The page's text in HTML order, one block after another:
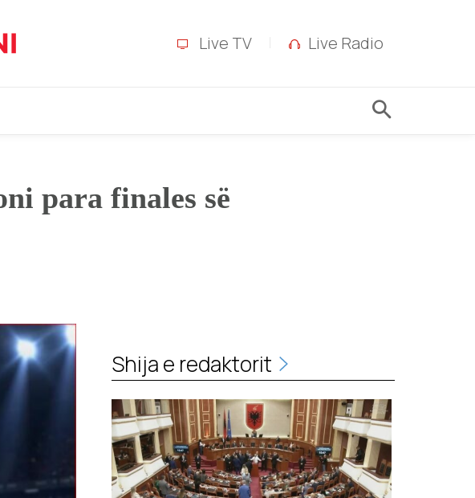
Live TV Live Radio
para finales së
Shija e redaktorit